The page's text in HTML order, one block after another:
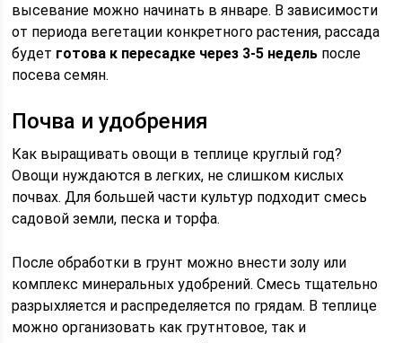
высевание можно начинать в январе. В зависимости
от периода вегетации конкретного растения, рассада
будет готова к пересадке через 3-5 недель после
посева семян.
Почва и удобрения
Как выращивать овощи в теплице круглый год?
Овощи нуждаются в легких, не слишком кислых
почвах. Для большей части культур подходит смесь
садовой земли, песка и торфа.
После обработки в грунт можно внести золу или
комплекс минеральных удобрений. Смесь тщательно
разрыхляется и распределяется по грядам. В теплице
можно организовать как грутнтовое, так и